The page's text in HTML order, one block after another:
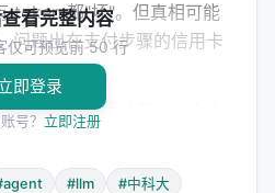
token 都"坏"。但真相可能
问题出在支付步骤的信用卡
应该在步骤级
，要么错（导致死胡同或
的"实现细节"。
看完整内容
仅可预览前 50 行
即登录
号？ 立即注册
#llm
#中科大